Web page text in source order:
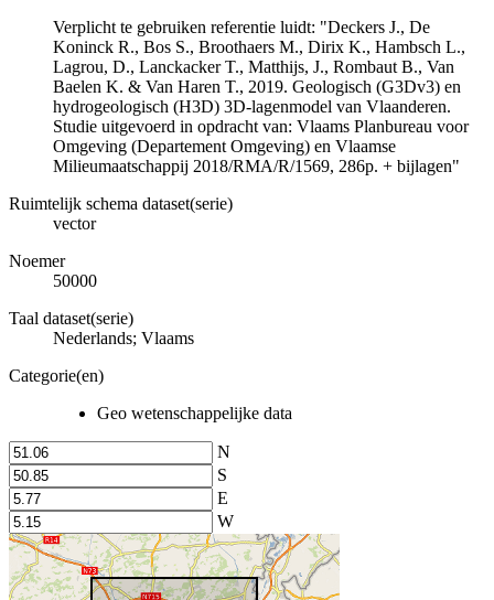
Verplicht te gebruiken referentie luidt: "Deckers J., De
Koninck R., Bos S., Broothaers M., Dirix K., Hambsch L.,
Lagrou, D., Lanckacker T., Matthijs, J., Rombaut B., Van
Baelen K. & Van Haren T., 2019. Geologisch (G3Dv3) en
hydrogeologisch (H3D) 3D-lagenmodel van Vlaanderen.
Studie uitgevoerd in opdracht van: Vlaams Planbureau voor
Omgeving (Departement Omgeving) en Vlaamse
Milieumaatschappij 2018/RMA/R/1569, 286p. + bijlagen"
Ruimtelijk schema dataset(serie)
vector
Noemer
50000
Taal dataset(serie)
Nederlands; Vlaams
Categorie(en)
Geo wetenschappelijke data
N
S
E
W